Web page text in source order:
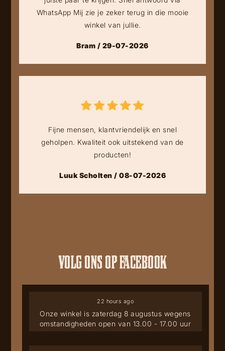
WhatsApp Mij zie je zeker terug in die mooie
winkel van jullie.
Bram / 29-07-2026
Fijne mensen, klantvriendelijk en snel
geholpen. Kwaliteit ook uitstekend van de
producten!
Luuk Scholten / 08-07-2026
VOLG ONS OP FACEBOOK
Onze winkel is zaterdag 8 augustus wegens
omstandigheden open van 13.00 - 17.00 uur
22 hours ago